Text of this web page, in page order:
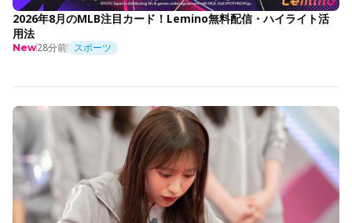
2026年8月のMLB注目カード！Lemino無料配信・ハイライト活
用法
New28分前 スポーツ